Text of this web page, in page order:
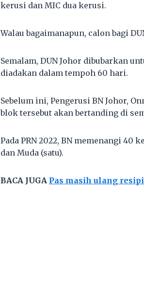
kerusi dan MIC dua kerusi.
Walau bagaimanapun, calon bagi
Semalam, DUN Johor dibubarkan
diadakan dalam tempoh 60 hari.
Sebelum ini, Pengerusi BN Johor,
blok tersebut akan bertanding di
Pada PRN 2022, BN memenangi 40
dan Muda (satu).
BACA JUGA Pas masih ulang